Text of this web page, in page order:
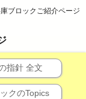
ブロックご紹介ページ
指針 全文
クのTopics